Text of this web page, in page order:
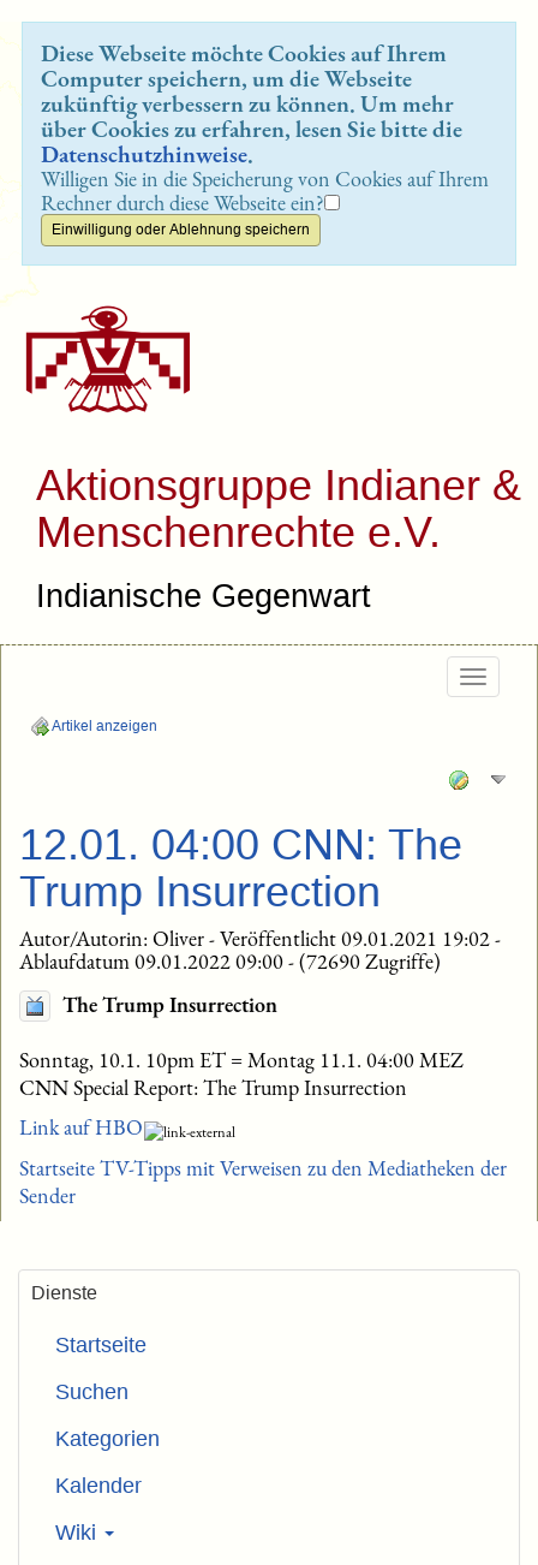
Diese Webseite möchte Cookies auf Ihrem
Computer speichern, um die Webseite
zukünftig verbessern zu können. Um mehr
über Cookies zu erfahren, lesen Sie bitte die
Datenschutzhinweise.
Willigen Sie in die Speicherung von Cookies auf Ihrem
Rechner durch diese Webseite ein?
Aktionsgruppe Indianer &
Menschenrechte e.V.
Indianische Gegenwart
Artikel anzeigen
12.01. 04:00 CNN: The
Trump Insurrection
Autor/Autorin: Oliver - Veröffentlicht 09.01.2021 19:02 -
Ablaufdatum 09.01.2022 09:00 - (72690 Zugriffe)
The Trump Insurrection
Sonntag, 10.1. 10pm ET = Montag 11.1. 04:00 MEZ
CNN Special Report: The Trump Insurrection
Link auf HBO
Startseite TV-Tipps mit Verweisen zu den Mediatheken der
Sender
Dienste
Startseite
Suchen
Kategorien
Kalender
Wiki